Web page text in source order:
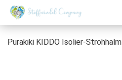
Purakiki KIDDO Isolier-